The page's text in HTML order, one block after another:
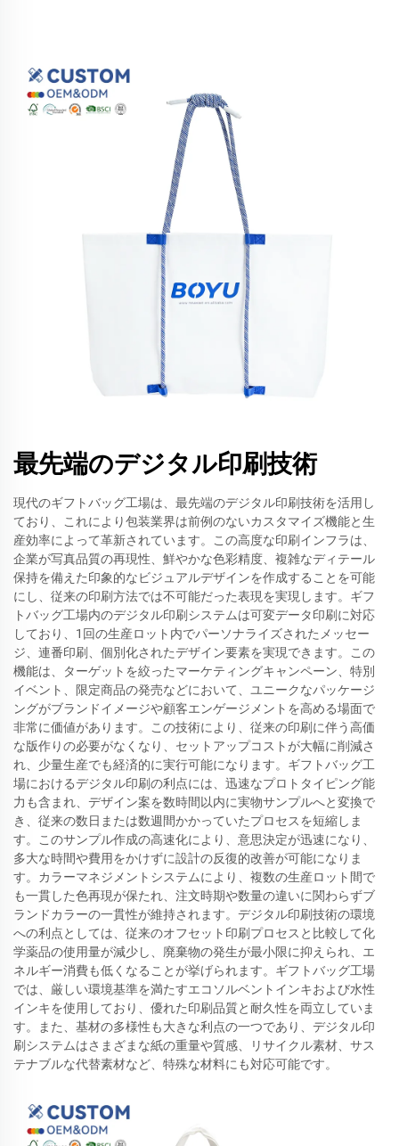
最先端のデジタル印刷技術
現代のギフトバッグ工場は、最先端のデジタル印刷技術を活用し
ており、これにより包装業界は前例のないカスタマイズ機能と生
産効率によって革新されています。この高度な印刷インフラは、
企業が写真品質の再現性、鮮やかな色彩精度、複雑なディテール
保持を備えた印象的なビジュアルデザインを作成することを可能
にし、従来の印刷方法では不可能だった表現を実現します。ギフ
トバッグ工場内のデジタル印刷システムは可変データ印刷に対応
しており、1回の生産ロット内でパーソナライズされたメッセー
ジ、連番印刷、個別化されたデザイン要素を実現できます。この
機能は、ターゲットを絞ったマーケティングキャンペーン、特別
イベント、限定商品の発売などにおいて、ユニークなパッケージ
ングがブランドイメージや顧客エンゲージメントを高める場面で
非常に価値があります。この技術により、従来の印刷に伴う高価
な版作りの必要がなくなり、セットアップコストが大幅に削減さ
れ、少量生産でも経済的に実行可能になります。ギフトバッグ工
場におけるデジタル印刷の利点には、迅速なプロトタイピング能
力も含まれ、デザイン案を数時間以内に実物サンプルへと変換で
き、従来の数日または数週間かかっていたプロセスを短縮しま
す。このサンプル作成の高速化により、意思決定が迅速になり、
多大な時間や費用をかけずに設計の反復的改善が可能になりま
す。カラーマネジメントシステムにより、複数の生産ロット間で
も一貫した色再現が保たれ、注文時期や数量の違いに関わらずブ
ランドカラーの一貫性が維持されます。デジタル印刷技術の環境
への利点としては、従来のオフセット印刷プロセスと比較して化
学薬品の使用量が減少し、廃棄物の発生が最小限に抑えられ、エ
ネルギー消費も低くなることが挙げられます。ギフトバッグ工場
では、厳しい環境基準を満たすエコソルベントインキおよび水性
インキを使用しており、優れた印刷品質と耐久性を両立していま
す。また、基材の多様性も大きな利点の一つであり、デジタル印
刷システムはさまざまな紙の重量や質感、リサイクル素材、サス
テナブルな代替素材など、特殊な材料にも対応可能です。